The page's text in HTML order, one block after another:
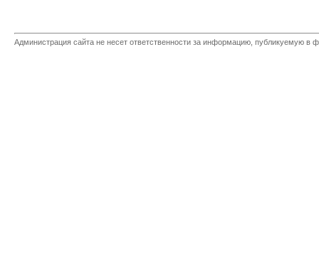
Администрация сайта не несет ответственности за информацию, публикуемую